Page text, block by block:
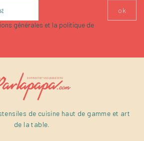
générales et la politique de
de cuisine haut de gamme et art
de la table.